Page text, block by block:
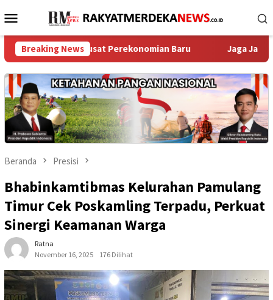
ke
Menu
Mobile
Breaking News
Pusat Perekonomian Baru Jaga Jakarta On The Spot
Beranda Presisi
Bhabinkamtibmas Kelurahan Pamulang
Timur Cek Poskamling Terpadu, Perkuat
Sinergi Keamanan Warga
Ratna
November 16, 2025
176 Dilihat